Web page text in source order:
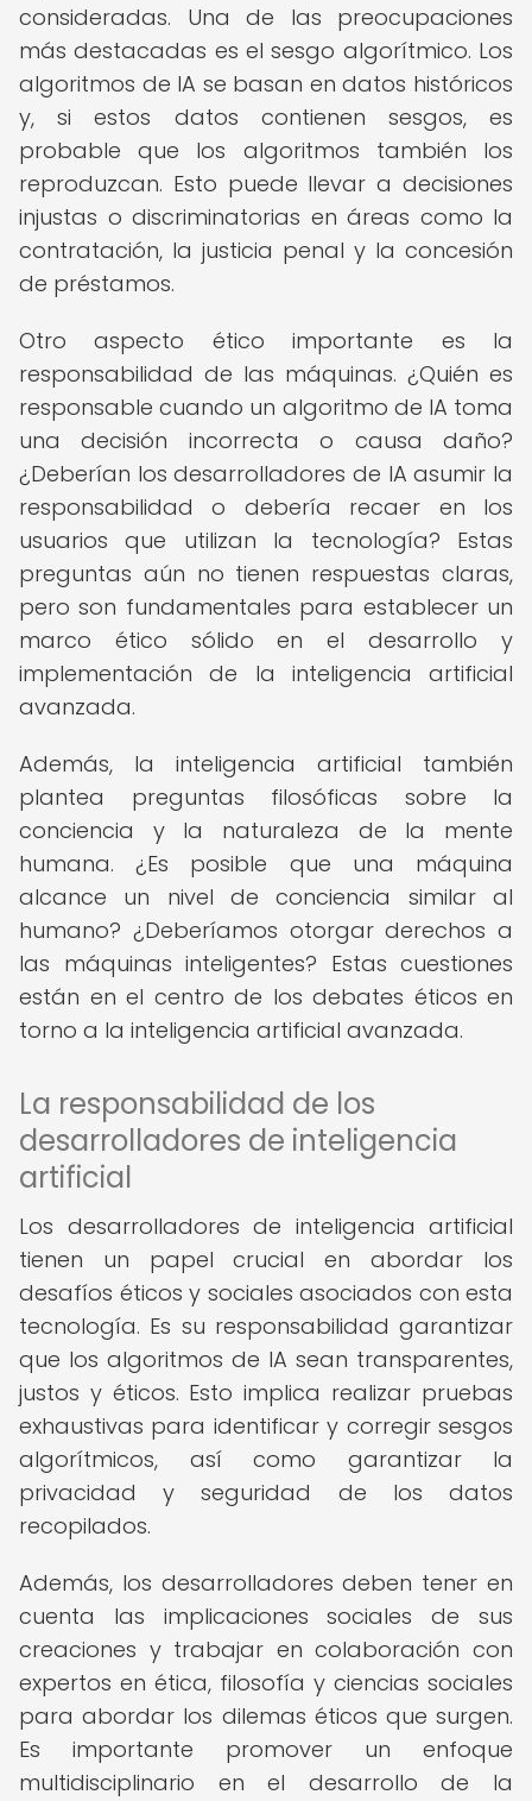
consideradas. Una de las preocupaciones
más destacadas es el sesgo algorítmico. Los
algoritmos de IA se basan en datos históricos
y, si estos datos contienen sesgos, es
probable que los algoritmos también los
reproduzcan. Esto puede llevar a decisiones
injustas o discriminatorias en áreas como la
contratación, la justicia penal y la concesión
de préstamos.
Otro aspecto ético importante es la
responsabilidad de las máquinas. ¿Quién es
responsable cuando un algoritmo de IA toma
una decisión incorrecta o causa daño?
¿Deberían los desarrolladores de IA asumir la
responsabilidad o debería recaer en los
usuarios que utilizan la tecnología? Estas
preguntas aún no tienen respuestas claras,
pero son fundamentales para establecer un
marco ético sólido en el desarrollo y
implementación de la inteligencia artificial
avanzada.
Además, la inteligencia artificial también
plantea preguntas filosóficas sobre la
conciencia y la naturaleza de la mente
humana. ¿Es posible que una máquina
alcance un nivel de conciencia similar al
humano? ¿Deberíamos otorgar derechos a
las máquinas inteligentes? Estas cuestiones
están en el centro de los debates éticos en
torno a la inteligencia artificial avanzada.
La responsabilidad de los
desarrolladores de inteligencia
artificial
Los desarrolladores de inteligencia artificial
tienen un papel crucial en abordar los
desafíos éticos y sociales asociados con esta
tecnología. Es su responsabilidad garantizar
que los algoritmos de IA sean transparentes,
justos y éticos. Esto implica realizar pruebas
exhaustivas para identificar y corregir sesgos
algorítmicos, así como garantizar la
privacidad y seguridad de los datos
recopilados.
Además, los desarrolladores deben tener en
cuenta las implicaciones sociales de sus
creaciones y trabajar en colaboración con
expertos en ética, filosofía y ciencias sociales
para abordar los dilemas éticos que surgen.
Es importante promover un enfoque
multidisciplinario en el desarrollo de la